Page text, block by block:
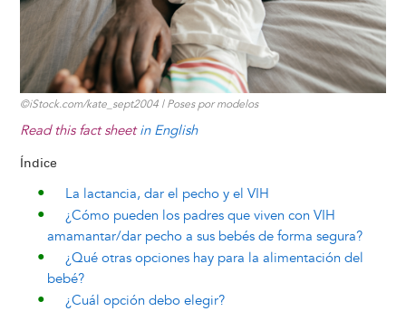
©iStock.com/kate_sept2004 | Poses por modelos
Read this fact sheetin English
Índice
La lactancia, dar el pecho y el VIH
¿Cómo pueden los padres que viven con VIH
amamantar/dar pecho a sus bebés de forma segura?
¿Qué otras opciones hay para la alimentación del
bebé?
¿Cuál opción debo elegir?